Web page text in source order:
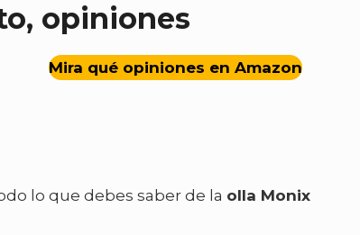
opiniones
Mira qué opiniones en Amazon
lo que debes saber de la olla Monix